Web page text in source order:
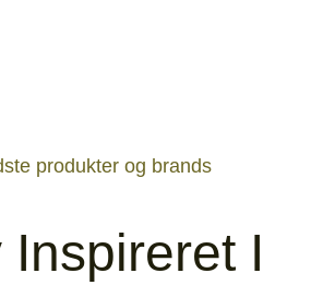
produkter og brands
Inspireret I